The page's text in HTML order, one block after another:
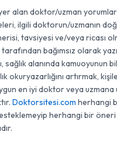
alan doktor/uzman
ilgili doktorun/uzmanın
tavsiyesi ve/veya ricası
bağımsız olarak
sağlık alanında kamuoyunun
okuryazarlığını artırmak,
en iyi doktor veya uzmana
Doktorsitesi.com herhangi
desteklemeyip herhangi bir